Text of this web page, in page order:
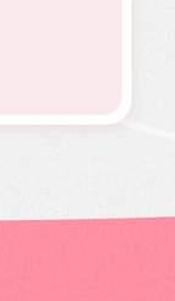
短幾個
開朗，